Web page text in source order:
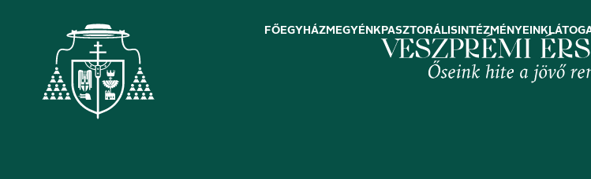
FŐEGYHÁZMEGYÉNK PASZTORÁLIS INTÉZMÉNYEINK